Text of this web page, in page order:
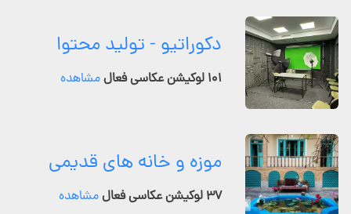
دکوراتیو - تولید محتوا
۱۰۱ لوکیشن عکاسی فعال مشاهده
موزه و خانه های قدیمی
۳۷ لوکیشن عکاسی فعال مشاهده